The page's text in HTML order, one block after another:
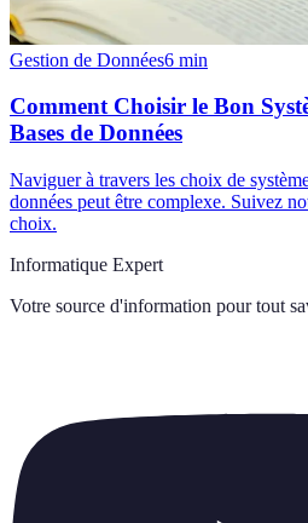
Gestion de Données6 min
Comment Choisir le Bon
Bases de Données
Naviguer à travers les choix de
données peut être complexe. Suivez
choix.
Informatique Expert
Votre source d'information pour tout